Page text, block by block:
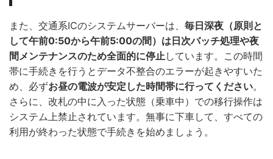
また、交通系ICのシステムサーバーは、 毎日深夜（原則と
して午前0:50から午前5:00の間）は日次バッチ処理や夜
間メンテナンスのため全面的に停止 しています。この時間
帯に手続きを行うとデータ不整合のエラーが起きやすいた
め、必ずお昼の電波が安定した時間帯に行ってください。
さらに、改札の中に入った状態（乗車中）での移行操作は
システム上禁止されています。無事に下車して、すべての
利用が終わった状態で手続きを始めましょう。